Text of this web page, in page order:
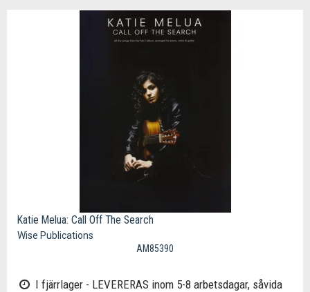
Katie Melua: Call Off The Search
Wise Publications
AM85390
I fjärrlager - LEVERERAS inom 5-8 arbetsdagar, såvida